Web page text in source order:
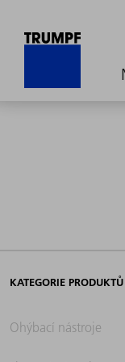
KATEGORIE PRODUKTŮ
Ohýbací nástroje